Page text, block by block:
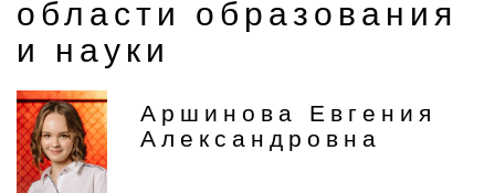
области образования
и науки
Аршинова Евгения
Александровна